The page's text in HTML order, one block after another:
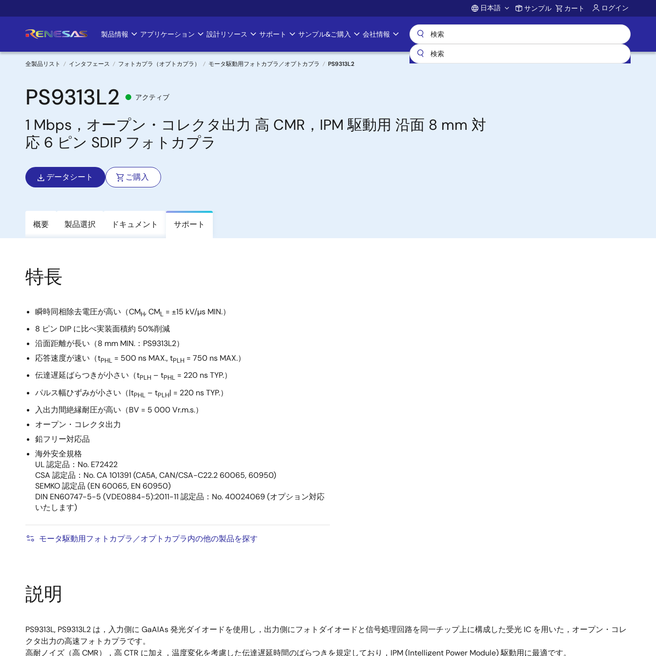
イ
ン
Account
日本語 サンプル カート ログイン
Main
navigation
製品情報 アプリケーション 設計リソース サポート サンプル&ご購入 会社情報
パ
ン
く
ず
全製品リスト インタフェース フォトカプラ（オプトカプラ） モータ駆動用フォトカプラ／オプトカプラ PS9313L2
PS9313L2 アクティブ
1 Mbps，オープン・コレクタ出力 高 CMR，IPM 駆動用 沿面 8 mm 対
応 6 ピン SDIP フォトカプラ
データシート ご購入
概要 製品選択 ドキュメント サポート
特長
瞬時同相除去電圧が高い（CMH, CML = ±15 kV/µs MIN.）
8 ピン DIP に比べ実装面積約 50%削減
沿面距離が長い（8 mm MIN.：PS9313L2）
応答速度が速い（tPHL = 500 ns MAX., tPLH = 750 ns MAX.）
伝達遅延ばらつきが小さい（tPLH – tPHL = 220 ns TYP.）
パルス幅ひずみが小さい（|tPHL – tPLH| = 220 ns TYP.）
入出力間絶縁耐圧が高い（BV = 5 000 Vr.m.s.）
オープン・コレクタ出力
鉛フリー対応品
海外安全規格
UL 認定品：No. E72422
CSA 認定品：No. CA 101391 (CA5A, CAN/CSA-C22.2 60065, 60950)
SEMKO 認定品 (EN 60065, EN 60950)
DIN EN60747-5-5 (VDE0884-5):2011-11 認定品：No. 40024069 (オプション対応
いたします)
モータ駆動用フォトカプラ／オプトカプラ内の他の製品を探す
説明
PS9313L, PS9313L2 は，入力側に GaAlAs 発光ダイオードを使用し，出力側にフォトダイオードと信号処理回路を同一チップ上に構成した受光 IC を用いた，オープン・コレ
クタ出力の高速フォトカプラです。
高耐ノイズ（高 CMR），高 CTR に加え，温度変化を考慮した伝達遅延時間のばらつきを規定しており，IPM (Intelligent Power Module) 駆動用に最適です。